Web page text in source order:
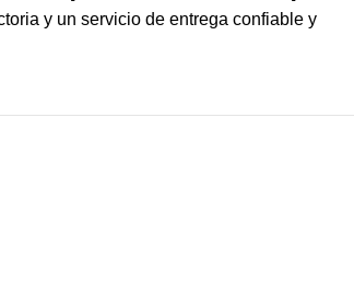
y un servicio de entrega confiable y